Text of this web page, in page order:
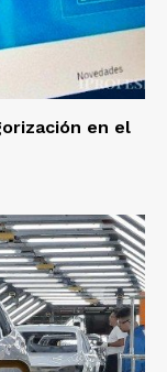
en el